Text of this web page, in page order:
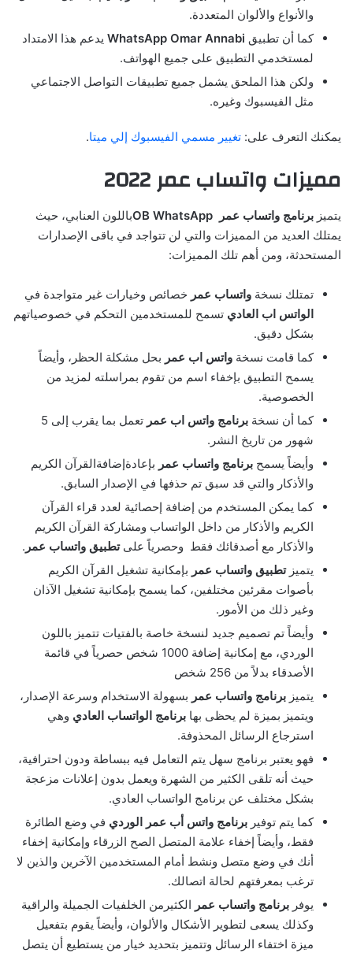
والأنواع والألوان المتعددة.
كما أن تطبيق WhatsApp Omar Annabi يدعم هذا الامتداد
لمستخدمي التطبيق على جميع الهواتف.
ولكن هذا الملحق يشمل جميع تطبيقات التواصل الاجتماعي
مثل الفيسبوك وغيره.
يمكنك التعرف على: تغيير مسمي الفيسبوك إلي ميتا.
مميزات واتساب عمر 2022
يتميز برنامج واتساب عمر
باللون العنابي، حيث
يمتلك العديد من المميزات والتي لن تتواجد في باقى الإصدارات
المستحدثة، ومن أهم تلك المميزات:
تمتلك نسخة واتساب عمر خصائص وخيارات غير متواجدة في
الواتس اب العادي تسمح للمستخدمين التحكم في خصوصياتهم
بشكل دقيق.
كما قامت نسخة واتس اب عمر بحل مشكلة الحظر، وأيضاً
يسمح التطبيق بإخفاء اسم من تقوم بمراسلته لمزيد من
الخصوصية.
كما أن نسخة برنامج واتس اب عمر
تعمل بما يقرب إلى 5
شهور من تاريخ النشر.
وأيضاً يسمح برنامج واتساب عمر بإعادةإضافةالقرآن الكريم
والأذكار والتي قد سبق تم حذفها في الإصدار السابق.
كما يمكن المستخدم من إضافة إحصائية لعدد قراء القرآن
الكريم والأذكار من داخل الواتساب ومشاركة القرآن الكريم
والأذكار مع أصدقائك فقط وحصرياً علىتطبيق واتساب عمر .
يتميز تطبيق واتساب عمر بإمكانية تشغيل القرآن الكريم
بأصوات مقرئين مختلفين، كما يسمح بإمكانية تشغيل الآذان
وغير ذلك من الأمور.
وأيضاً تم تصميم جديد لنسخة خاصة بالفتيات تتميز باللون
الوردي، مع إمكانية إضافة 1000 شخص حصرياً في قائمة
الأصدقاء بدلاً من 256 شخص
يتميز برنامج واتساب عمر بسهولة الاستخدام وسرعة الإصدار،
ويتميز بميزة لم يحظى بها برنامج الواتساب العادي وهي
استرجاع الرسائل المحذوفة.
فهو يعتبر برنامج سهل يتم التعامل فيه ببساطة ودون احترافية،
حيث أنه تلقى الكثير من الشهرة ويعمل بدون إعلانات مزعجة
بشكل مختلف عن برنامج الواتساب العادي.
كما يتم توفير برنامج واتس أب عمر الوردي في وضع الطائرة
فقط، وأيضاً إخفاء علامة المتصل الصح الزرقاء وإمكانية إخفاء
أنك في وضع متصل ونشط أمام المستخدمين الآخرين والذين لا
ترغب بمعرفتهم لحالة اتصالك.
يوفر برنامج واتساب عمر الكثيرمن الخلفيات الجميلة والراقية
وكذلك يسعى لتطوير الأشكال والألوان، وأيضاً يقوم بتفعيل
ميزة اختفاء الرسائل وتتميز بتحديد خيار من يستطيع أن يتصل